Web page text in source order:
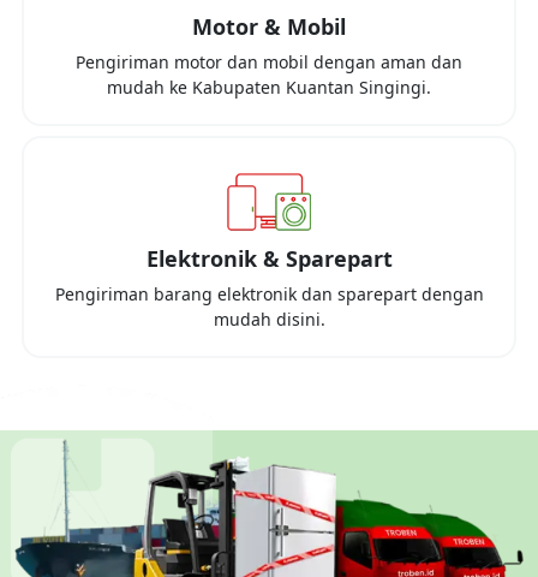
Motor & Mobil
Pengiriman motor dan mobil dengan aman dan
mudah ke Kabupaten Kuantan Singingi.
Elektronik & Sparepart
Pengiriman barang elektronik dan sparepart dengan
mudah disini.